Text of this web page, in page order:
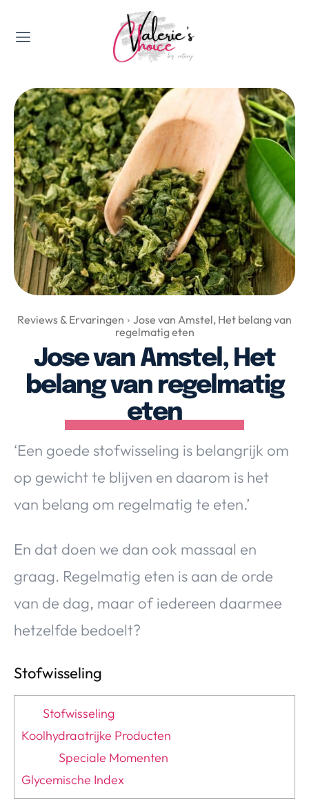
Valerie's Topics
Travel & Culture
Food & Drinks
Happyness & Opmerkelijk
Lifestyle, Sport & Duurzaamheid
Gadgets & Tech
Top 5 van Valerie
Health & Beauty
Huis & Tuin
Nieuws & Media
Over Valerie
Over Valerie
De Top 5
Contact
VALERIE'S CHOICE
Food & Drinks Health & Beauty Gadgets
Huis & Tuin
Travel
Reviews & Ervaringen
Jose van Amstel, Het belang van
regelmatig eten
Jose van Amstel, Het
belang van regelmatig
eten
‘Een goede stofwisseling is belangrijk om
op gewicht te blijven en daarom is het
van belang om regelmatig te eten.’
En dat doen we dan ook massaal en
graag. Regelmatig eten is aan de orde
van de dag, maar of iedereen daarmee
hetzelfde bedoelt?
Stofwisseling
Stofwisseling
Koolhydraatrijke Producten
Speciale Momenten
Glycemische Index